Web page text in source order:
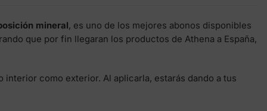
mineral , es uno de los mejores abonos disponibles
que por fin llegaran los productos de Athena a España,
interior como exterior. Al aplicarla, estarás dando a tus